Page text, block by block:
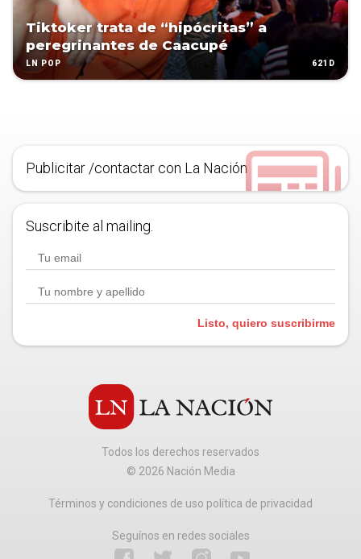
Tiktoker trata de “hipócritas” a
peregrinantes de Caacupé
LN POP 621D
Publicitar /contactar con La Nación
Suscribite al mailing.
Listo, quiero suscribirme
Todos los derechos reservados
© 2026 Nación Media
Términos y condiciones de uso política de privacidad
Seguínos en redes sociales